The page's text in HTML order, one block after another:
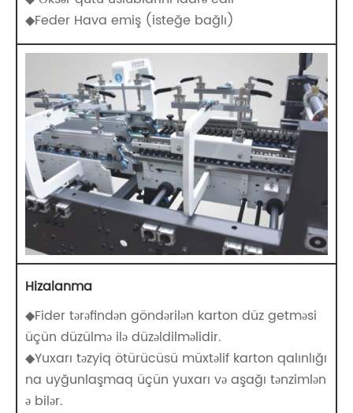
◆Feder Hava emiş (isteğe bağlı)
Hizalanma
◆Fider tərəfindən göndərilən karton düz getməsi
üçün düzülmə ilə düzəldilməlidir.
◆Yuxarı təzyiq ötürücüsü müxtəlif karton qalınlığı
na uyğunlaşmaq üçün yuxarı və aşağı tənzimlən
ə bilər.